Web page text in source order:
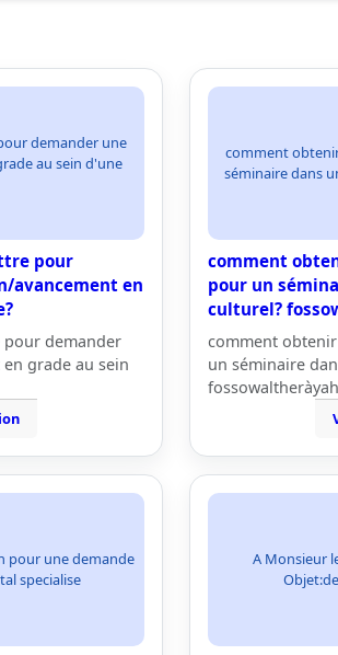
demander une
au sein d'une
pour
avancement en
demander
grade au sein
comment
séminaire dans
comment
pour un
culturel?
comment
un séminaire
pour une demande
specialise
A Monsieur